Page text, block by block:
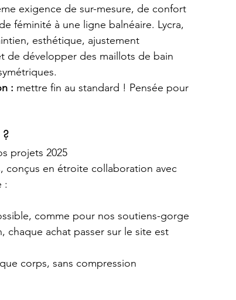
exigence de sur-mesure, de confort
féminité à une ligne balnéaire. Lycra,
esthétique, ajustement
de développer des maillots de bain
: mettre fin au standard ! Pensée pour
projets 2025
conçus en étroite collaboration avec
:
comme pour nos soutiens-gorge
chaque achat passer sur le site est
corps, sans compression